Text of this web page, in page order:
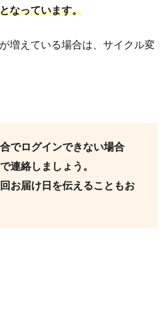
なっています。
増えている場合は、サイクル変
でログインできない場合
連絡しましょう。
お届け日を伝えることもお